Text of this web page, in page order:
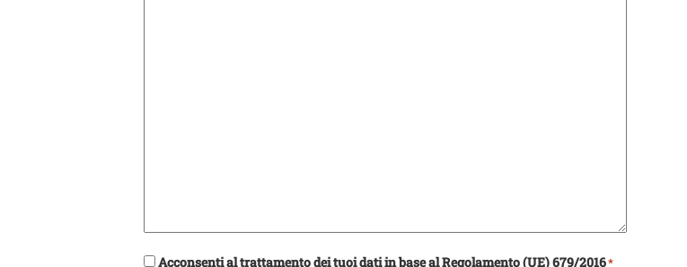
Consenso
Acconsenti al trattamento dei tuoi dati in base al Regolamento (UE) 679/2016*